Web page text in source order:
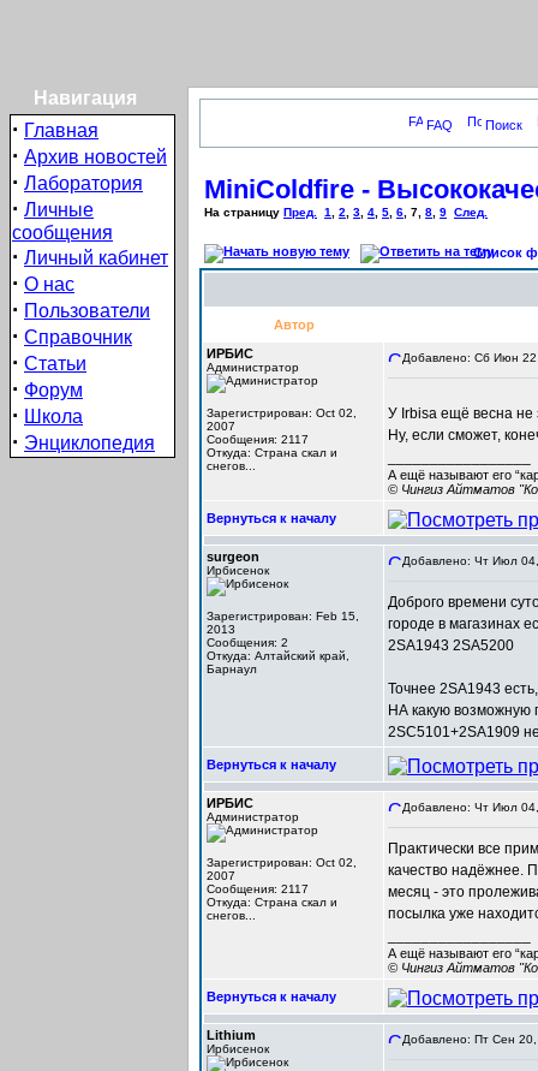
Навигация
· Главная
· Архив новостей
· Лаборатория
· Личные
сообщения
· Личный кабинет
· О нас
· Пользователи
· Справочник
· Статьи
· Форум
· Школа
· Энциклопедия
FAQ Поиск
MiniColdfire -
На страницу Пред. 1 2 3 4 5 6 7 8 9 След.
Список
Автор
ИРБИС
Администратор
Зарегистрирован: Oct 02,
2007
Сообщения: 2117
Откуда: Cтрана скал и
снегов...
Добавлено: Сб Июн
У Irbisa ещё весна не
Ну, если сможет,
А ещё называют его
© Чингиз Айтматов
Вернуться к началу
surgeon
Ирбисенок
Зарегистрирован: Feb 15,
2013
Сообщения: 2
Откуда: Алтайский край,
Барнаул
Добавлено: Чт Июл
Доброго времени
городе в магазинах
2SA1943 2SA5200
Точнее 2SA1943
НА какую возможную
2SC5101+2SA1909
Вернуться к началу
ИРБИС
Администратор
Зарегистрирован: Oct 02,
2007
Сообщения: 2117
Откуда: Cтрана скал и
снегов...
Добавлено: Чт Июл
Практически все
качество надёжнее.
месяц - это
посылка уже
А ещё называют его
© Чингиз Айтматов
Вернуться к началу
Lithium
Ирбисенок
Добавлено: Пт Сен